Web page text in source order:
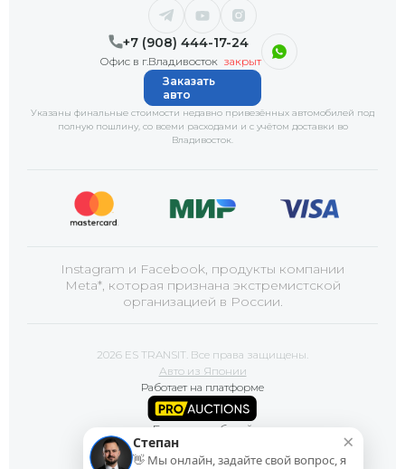
+7 (908) 444-17-24
Офис в г.Владивосток закрыт
Указаны финальные стоимости недавно привезённых автомобилей под
полную пошлину, со всеми расходами и с учётом доставки во
Владивосток.
Заказать
авто
Instagram и Facebook, продукты компании
Meta*, которая признана экстремистской
организацией в России.
2026 ES TRANSIT. Все права защищены.
Авто из Японии
Работает на платформе
Базы автомобилей ×
Степан
👋 Мы онлайн, задайте свой вопрос, я